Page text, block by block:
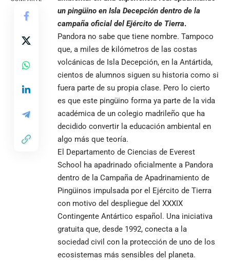
un pingüino en Isla Decepción dentro de la
campaña oficial del Ejército de Tierra.
Pandora no sabe que tiene nombre. Tampoco
que, a miles de kilómetros de las costas
volcánicas de Isla Decepción, en la Antártida,
cientos de alumnos siguen su historia como si
fuera parte de su propia clase. Pero lo cierto
es que este pingüino forma ya parte de la vida
académica de un colegio madrileño que ha
decidido convertir la educación ambiental en
algo más que teoría.
El Departamento de Ciencias de Everest
School ha apadrinado oficialmente a Pandora
dentro de la Campaña de Apadrinamiento de
Pingüinos impulsada por el Ejército de Tierra
con motivo del despliegue del XXXIX
Contingente Antártico español. Una iniciativa
gratuita que, desde 1992, conecta a la
sociedad civil con la protección de uno de los
ecosistemas más sensibles del planeta.